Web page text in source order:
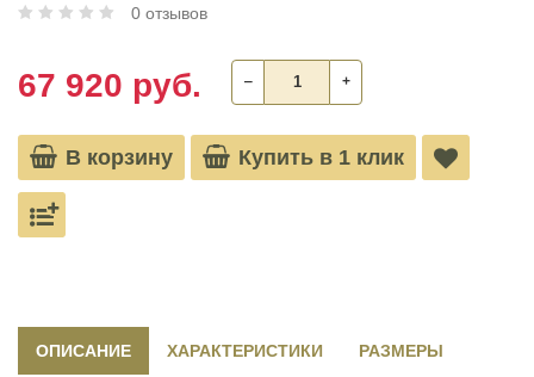
0 отзывов
67 920 руб. ‒ +
В корзину Купить в 1 клик
ОПИСАНИЕ ХАРАКТЕРИСТИКИ РАЗМЕРЫ